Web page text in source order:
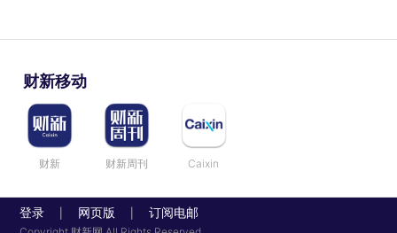
财新移动
财新 财新周刊 Caixin
登录 网页版 订阅电邮